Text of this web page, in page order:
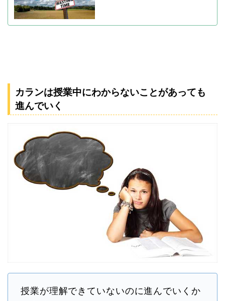
カランは授業中にわからないことがあっても
進んでいく
授業が理解できていないのに進んでいくか